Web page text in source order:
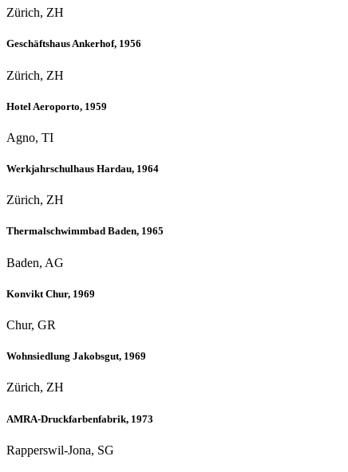
Zürich, ZH
Geschäftshaus Ankerhof, 1956
Zürich, ZH
Hotel Aeroporto, 1959
Agno, TI
Werkjahrschulhaus Hardau, 1964
Zürich, ZH
Thermalschwimmbad Baden, 1965
Baden, AG
Konvikt Chur, 1969
Chur, GR
Wohnsiedlung Jakobsgut, 1969
Zürich, ZH
AMRA-Druckfarbenfabrik, 1973
Rapperswil-Jona, SG